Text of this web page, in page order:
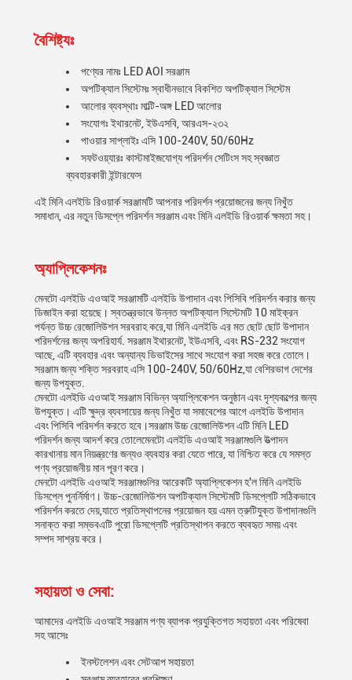
বৈশিষ্ট্যঃ
পণ্যের নামঃ LED AOI সরঞ্জাম
অপটিক্যাল সিস্টেমঃ স্বাধীনভাবে বিকশিত অপটিক্যাল সিস্টেম
আলোর ব্যবস্থাঃ মাল্টি-অঙ্গ LED আলোর
সংযোগঃ ইথারনেট, ইউএসবি, আরএস-২৩২
পাওয়ার সাপ্লাইঃ এসি 100-240V, 50/60Hz
সফটওয়্যারঃ কাস্টমাইজযোগ্য পরিদর্শন সেটিংস সহ স্বজ্ঞাত
ব্যবহারকারী ইন্টারফেস
এই মিনি এলইডি রিওয়ার্ক সরঞ্জামটি আপনার পরিদর্শন প্রয়োজনের জন্য নিখুঁত
সমাধান, এর নতুন ডিসপ্লে পরিদর্শন সরঞ্জাম এবং মিনি এলইডি রিওয়ার্ক ক্ষমতা সহ।
অ্যাপ্লিকেশনঃ
মেনটো এলইডি এওআই সরঞ্জামটি এলইডি উপাদান এবং পিসিবি পরিদর্শন করার জন্য
ডিজাইন করা হয়েছে। স্বতন্ত্রভাবে উন্নত অপটিক্যাল সিস্টেমটি 10 মাইক্রন
পর্যন্ত উচ্চ রেজোলিউশন সরবরাহ করে,যা মিনি এলইডি এর মত ছোট ছোট উপাদান
পরিদর্শনের জন্য অপরিহার্য. সরঞ্জাম ইথারনেট, ইউএসবি, এবং RS-232 সংযোগ
আছে, এটি ব্যবহার এবং অন্যান্য ডিভাইসের সাথে সংযোগ করা সহজ করে তোলে।
সরঞ্জাম জন্য শক্তি সরবরাহ এসি 100-240V, 50/60Hz,যা বেশিরভাগ দেশের
জন্য উপযুক্ত.
মেনটো এলইডি এওআই সরঞ্জাম বিভিন্ন অ্যাপ্লিকেশন অনুষ্ঠান এবং দৃশ্যকল্পের জন্য
উপযুক্ত। এটি ক্ষুদ্র ব্যবসায়ের জন্য নিখুঁত যা সমাবেশের আগে এলইডি উপাদান
এবং পিসিবি পরিদর্শন করতে হবে।সরঞ্জাম উচ্চ রেজোলিউশন এটি মিনি LED
পরিদর্শন জন্য আদর্শ করে তোলেমেনটো এলইডি এওআই সরঞ্জামগুলি উত্পাদন
কারখানায় মান নিয়ন্ত্রণের জন্যও ব্যবহার করা যেতে পারে, যা নিশ্চিত করে যে সমস্ত
পণ্য প্রয়োজনীয় মান পূরণ করে।
মেনটো এলইডি এওআই সরঞ্জামগুলির আরেকটি অ্যাপ্লিকেশন হ'ল মিনি এলইডি
ডিসপ্লে পুনর্নির্মাণ। উচ্চ-রেজোলিউশন অপটিক্যাল সিস্টেমটি ডিসপ্লেটি সঠিকভাবে
পরিদর্শন করতে দেয়,যাতে প্রতিস্থাপনের প্রয়োজন হয় এমন ত্রুটিযুক্ত উপাদানগুলি
সনাক্ত করা সম্ভবএটি পুরো ডিসপ্লেটি প্রতিস্থাপন করতে ব্যবহৃত সময় এবং
সম্পদ সাশ্রয় করে।
সহায়তা ও সেবা:
আমাদের এলইডি এওআই সরঞ্জাম পণ্য ব্যাপক প্রযুক্তিগত সহায়তা এবং পরিষেবা
সহ আসেঃ
ইনস্টলেশন এবং সেটআপ সহায়তা